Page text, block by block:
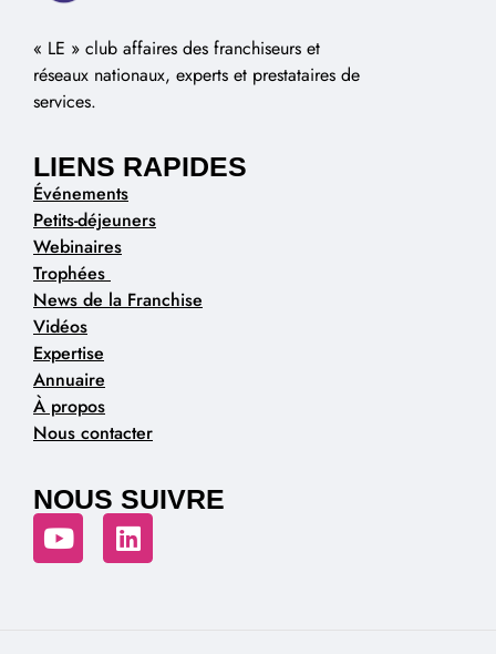
« LE » club affaires des franchiseurs et
réseaux nationaux, experts et prestataires de
services.
LIENS RAPIDES
Événements
Petits-déjeuners
Webinaires
Trophées
News de la Franchise
Vidéos
Expertise
Annuaire
À propos
Nous contacter
NOUS SUIVRE